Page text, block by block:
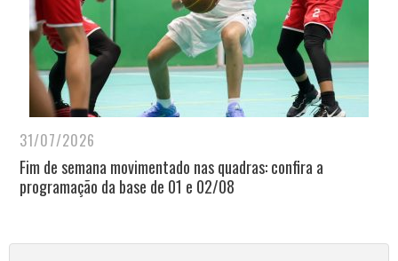
31/07/2026
Fim de semana movimentado nas quadras: confira a
programação da base de 01 e 02/08